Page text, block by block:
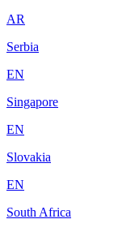
AR
Serbia
EN
Singapore
EN
Slovakia
EN
South Africa